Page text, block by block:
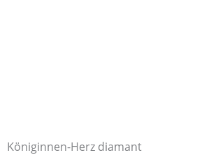
Königinnen-Herz diamant